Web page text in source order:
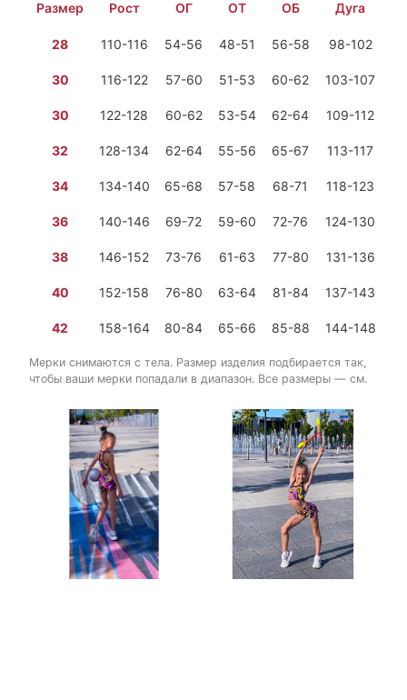
Размер Рост ОГ ОТ ОБ Дуга
28 110-116 54-56 48-51 56-58 98-102
30 116-122 57-60 51-53 60-62 103-107
30 122-128 60-62 53-54 62-64 109-112
32 128-134 62-64 55-56 65-67 113-117
34 134-140 65-68 57-58 68-71 118-123
36 140-146 69-72 59-60 72-76 124-130
38 146-152 73-76 61-63 77-80 131-136
40 152-158 76-80 63-64 81-84 137-143
42 158-164 80-84 65-66 85-88 144-148
Мерки снимаются с тела. Размер изделия подбирается так,
чтобы ваши мерки попадали в диапазон. Все размеры — см.